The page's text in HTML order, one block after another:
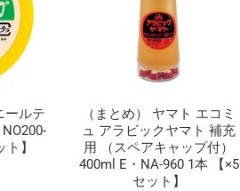
ールテ
】
（まとめ） ヤマト エコミ
ュ アラビックヤマト 補充
用 （スペアキャップ付）
400ml E・NA-960 1本 【×5
セット】